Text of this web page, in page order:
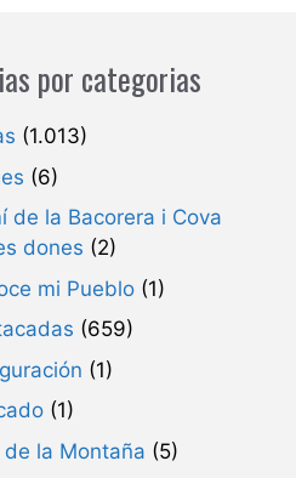
por categorias
(1.013)
(6)
de la Bacorera i Cova
dones (2)
mi Pueblo (1)
(659)
(1)
(1)
de la Montaña (5)